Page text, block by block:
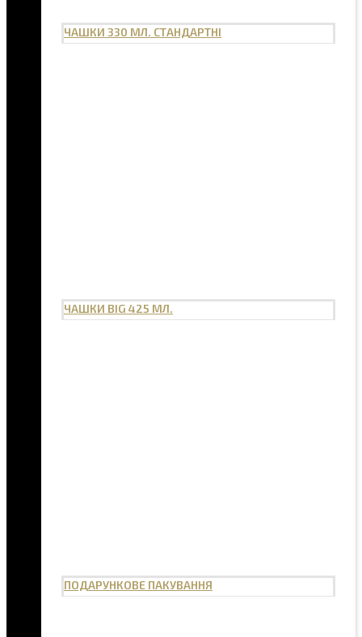
ЧАШКИ 330 МЛ. СТАНДАРТНІ
ЧАШКИ BIG 425 МЛ.
ПОДАРУНКОВЕ ПАКУВАННЯ